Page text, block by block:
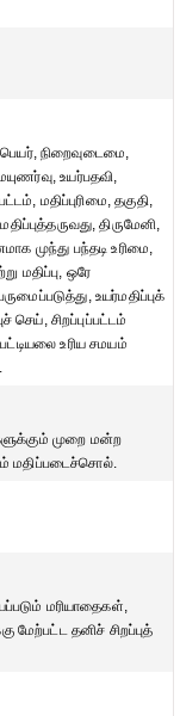
நிறைவுடைமை,
உயர்பதவி,
மதிப்புரிமை, தகுதி,
திருமேனி,
முந்து பந்தடி உரிமை,
மதிப்பு, ஒரே
உயர்மதிப்புக்
செய், சிறப்புப்பட்டம்
உரிய சமயம்
முறை மன்ற
மதிப்படைச்சொல்.
மரியாதைகள்,
தனிச் சிறப்புத்